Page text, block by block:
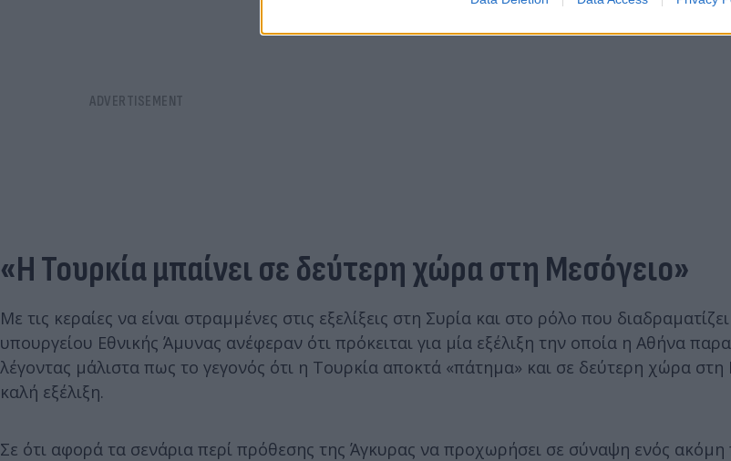
«Η Τουρκία μπαίνει σε δεύτερη χώρα στη Μεσόγειο»
Με τις κεραίες να είναι στραμμένες στις εξελίξεις στη Συρία και στο ρόλο που
υπουργείου Εθνικής Άμυνας ανέφεραν ότι πρόκειται για μία εξέλιξη την οποία η Αθήνα
λέγοντας μάλιστα πως το γεγονός ότι η Τουρκία αποκτά «πάτημα» και σε δεύτερη χώρα στη
καλή εξέλιξη.
Σε ότι αφορά τα σενάρια περί πρόθεσης της Άγκυρας να προχωρήσει σε σύναψη ενός